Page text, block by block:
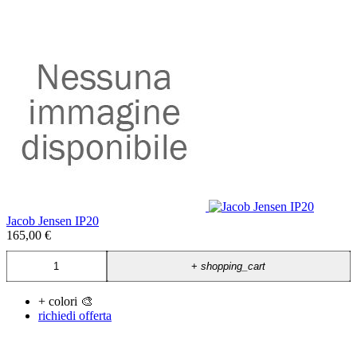
Jacob Jensen IP20
165,00 €
+shopping_cart
+ colori 🎨
richiedi offerta